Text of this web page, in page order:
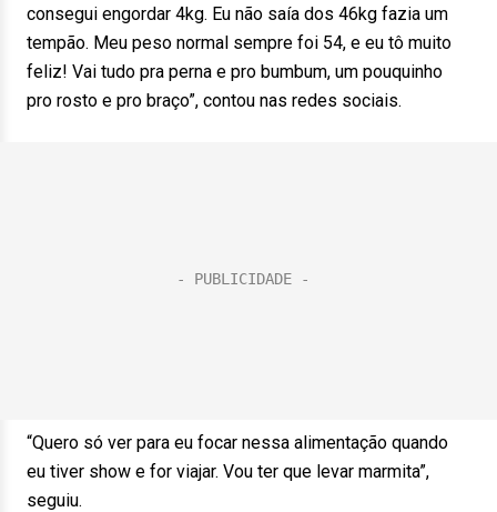
consegui engordar 4kg. Eu não saía dos 46kg fazia um
tempão. Meu peso normal sempre foi 54, e eu tô muito
feliz! Vai tudo pra perna e pro bumbum, um pouquinho
pro rosto e pro braço”, contou nas redes sociais.
“Quero só ver para eu focar nessa alimentação quando
eu tiver show e for viajar. Vou ter que levar marmita”,
seguiu.